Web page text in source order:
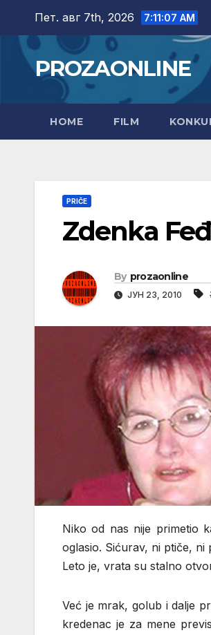
content
Пет. авг 7th, 2026 7:11:08 AM
PROZAONLINE
HOME FILM
PRIČE
Zdenka
By prozaonline
ЈУН 23, 2010
Niko od nas nije primetio
oglasio. Sićurav, ni ptiče, ni
Leto je, vrata su stalno
Već je mrak, golub i dalje
kredenac je za mene